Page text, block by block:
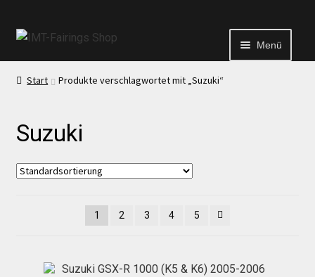
Menü
Start
Echtheit von Bewertungen
Kontakt
News
Start Produkte verschlagwortet mit „Suzuki“
Suzuki
1 2 3 4 5